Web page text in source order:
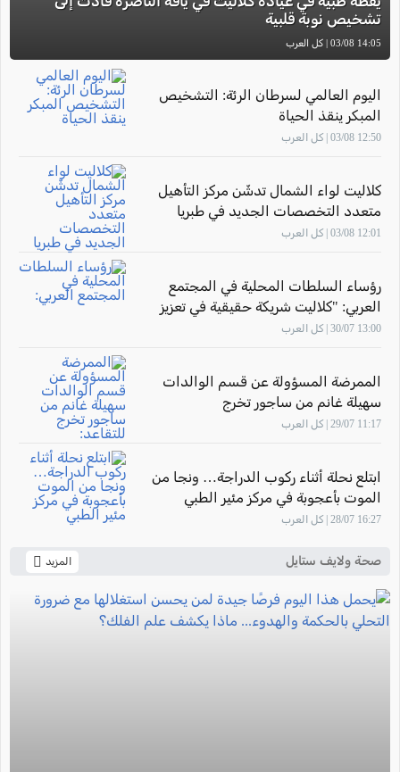
تشخيص نوبة قلبية
14:05 03/08 | كل العرب
اليوم العالمي لسرطان الرئة: التشخيص
المبكر ينقذ الحياة
12:50 03/08 | كل العرب
كلاليت لواء الشمال تدشّن مركز التأهيل
متعدد التخصصات الجديد في طبريا
12:01 03/08 | كل العرب
رؤساء السلطات المحلية في المجتمع
العربي: "كلاليت شريكة حقيقية في تعزيز
صحة أهالينا"
13:00 30/07 | كل العرب
الممرضة المسؤولة عن قسم الوالدات
سهيلة غانم من ساجور تخرج
للتقاعد: "أشعر بالفخر لأنني ساهمت في
11:17 29/07 | كل العرب
ابتلع نحلة أثناء ركوب الدراجة… ونجا من
الموت بأعجوبة في مركز مئير الطبي
16:27 28/07 | كل العرب
صحة ولايف ستايل المزيد